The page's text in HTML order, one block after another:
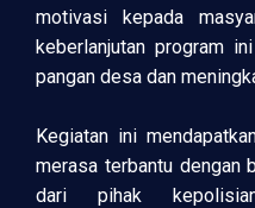
motivasi kepada
keberlanjutan program
pangan desa dan
Kegiatan ini
merasa terbantu dengan
dari pihak